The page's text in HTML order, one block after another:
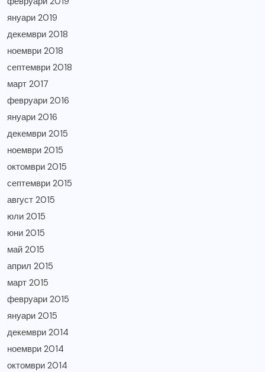
януари 2019
декември 2018
ноември 2018
септември 2018
март 2017
февруари 2016
януари 2016
декември 2015
ноември 2015
октомври 2015
септември 2015
август 2015
юли 2015
юни 2015
май 2015
април 2015
март 2015
февруари 2015
януари 2015
декември 2014
ноември 2014
октомври 2014